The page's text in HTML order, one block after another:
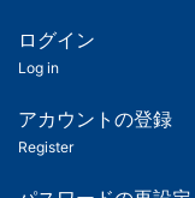
匿
名
ユ
ログイン
Log in
アカウントの登録
Register